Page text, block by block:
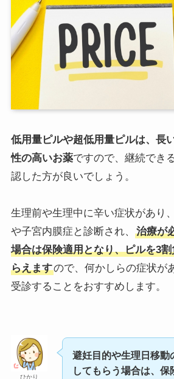
低用量ピルや超低用量ピルは、長
性の高いお薬ですので、継続でき
認した方が良いでしょう。
生理前や生理中に辛い症状があり
や子宮内膜症と診断され、
治療が
場合は保険適用となり、ピルを3
らえますので、何かしらの症状が
受診することをおすすめします。
ひかり
避妊目的や生理日移動
してもらう場合は、保